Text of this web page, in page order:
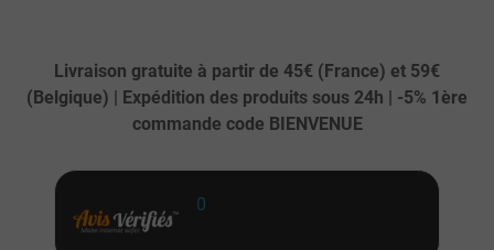
Livraison gratuite à partir de 45€ (France) et 59€
(Belgique) | Expédition des produits sous 24h | -5% 1ère
commande code BIENVENUE
0